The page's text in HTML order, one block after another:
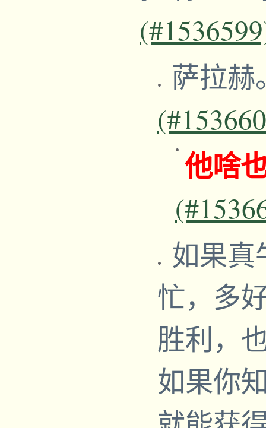
萨拉
他啥
如果真
忙，多
胜利，
如果你